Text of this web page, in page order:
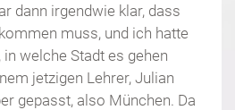
dann irgendwie klar, dass
muss, und ich hatte
welche Stadt es gehen
jetzigen Lehrer, Julian
gepasst, also München. Da